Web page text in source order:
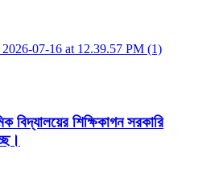
বিদ্যালয়ের শিক্ষিকাগন সরকারি